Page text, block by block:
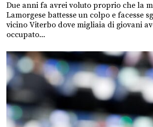
Due anni fa avrei voluto proprio che la
Lamorgese battesse un colpo e facesse
vicino Viterbo dove migliaia di giovani
occupato...